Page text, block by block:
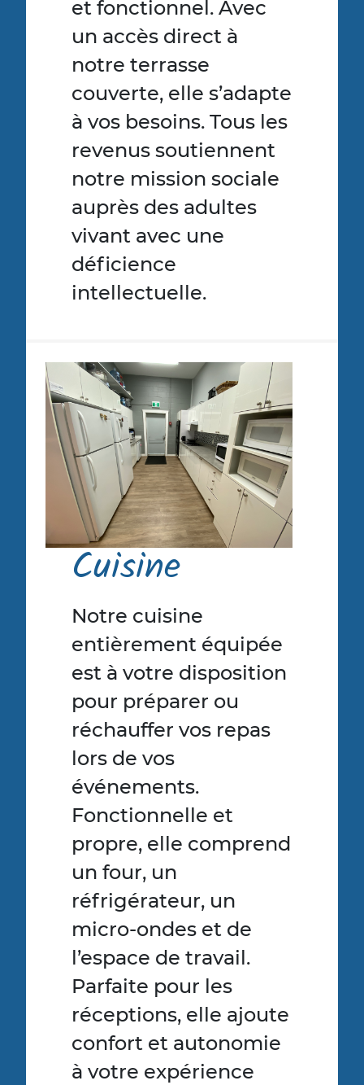
et fonctionnel. Avec
un accès direct à
notre terrasse
couverte, elle s’adapte
à vos besoins. Tous les
revenus soutiennent
notre mission sociale
auprès des adultes
vivant avec une
déficience
intellectuelle.
Cuisine
Notre cuisine
entièrement équipée
est à votre disposition
pour préparer ou
réchauffer vos repas
lors de vos
événements.
Fonctionnelle et
propre, elle comprend
un four, un
réfrigérateur, un
micro-ondes et de
l’espace de travail.
Parfaite pour les
réceptions, elle ajoute
confort et autonomie
à votre expérience